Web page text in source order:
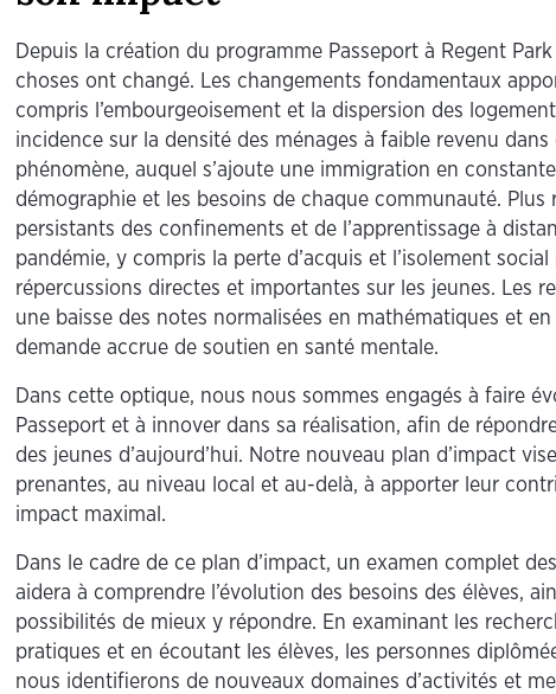
Depuis la création du programme Passeport à Regent
choses ont changé. Les changements fondamentaux
compris l’embourgeoisement et la dispersion des
incidence sur la densité des ménages à faible revenu
phénomène, auquel s’ajoute une immigration en
démographie et les besoins de chaque communauté. Plus
persistants des confinements et de l’apprentissage à
pandémie, y compris la perte d’acquis et l’isolement
répercussions directes et importantes sur les jeunes. Les
une baisse des notes normalisées en mathématiques et
demande accrue de soutien en santé mentale.
Dans cette optique, nous nous sommes engagés à faire
Passeport et à innover dans sa réalisation, afin de
des jeunes d’aujourd’hui. Notre nouveau plan d’impact
prenantes, au niveau local et au-delà, à apporter leur
impact maximal.
Dans le cadre de ce plan d’impact, un examen complet
aidera à comprendre l’évolution des besoins des élèves,
possibilités de mieux y répondre. En examinant les
pratiques et en écoutant les élèves, les personnes
nous identifierons de nouveaux domaines d’activités et